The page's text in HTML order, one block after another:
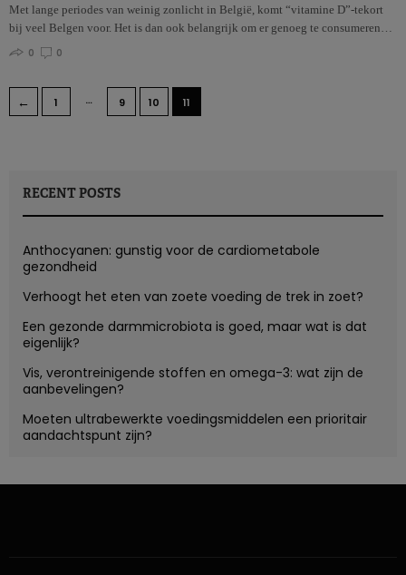
Met lange periodes van weinig zonlicht in België, komt “vitamine D”-tekort
bij veel Belgen voor. Het is dan ook belangrijk om er genoeg te consumeren…
0
0
← 1 … 9 10 11
RECENT POSTS
Anthocyanen: gunstig voor de cardiometabole
gezondheid
Verhoogt het eten van zoete voeding de trek in zoet?
Een gezonde darmmicrobiota is goed, maar wat is dat
eigenlijk?
Vis, verontreinigende stoffen en omega-3: wat zijn de
aanbevelingen?
Moeten ultrabewerkte voedingsmiddelen een prioritair
aandachtspunt zijn?